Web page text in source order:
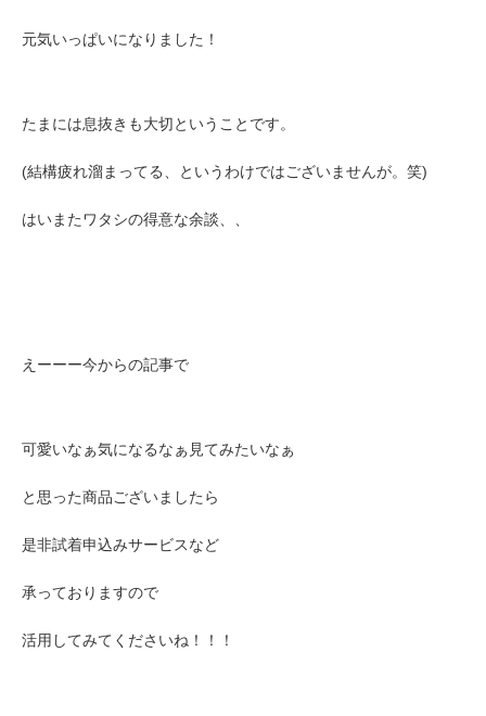
元気いっぱいになりました！
たまには息抜きも大切ということです。
(結構疲れ溜まってる、というわけではございませんが。笑)
はいまたワタシの得意な余談、、
えーーー今からの記事で
可愛いなぁ気になるなぁ見てみたいなぁ
と思った商品ございましたら
是非試着申込みサービスなど
承っておりますので
活用してみてくださいね！！！